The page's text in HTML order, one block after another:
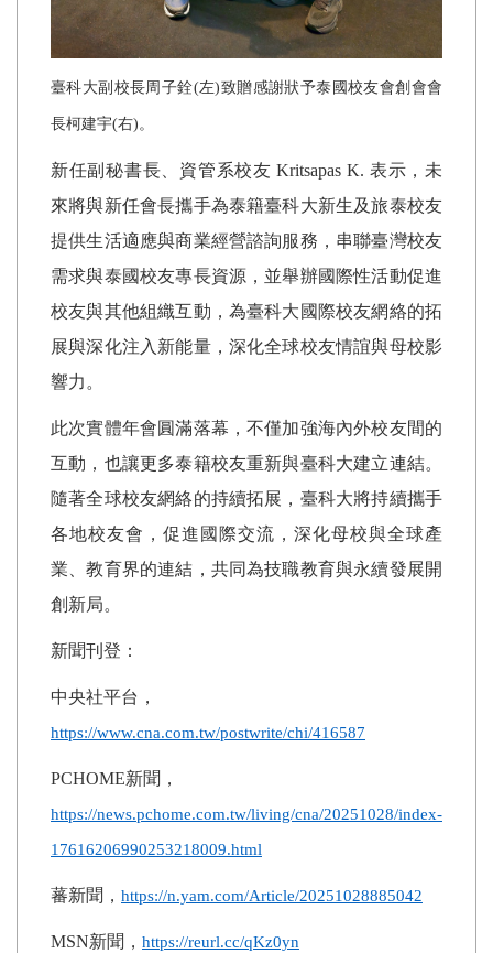
臺科大副校長周子銓(左)致贈感謝狀予泰國校友會創會會
長柯建宇(右)。
新任副秘書長、資管系校友 Kritsapas K. 表示，未
來將與新任會長攜手為泰籍臺科大新生及旅泰校友
提供生活適應與商業經營諮詢服務，串聯臺灣校友
需求與泰國校友專長資源，並舉辦國際性活動促進
校友與其他組織互動，為臺科大國際校友網絡的拓
展與深化注入新能量，深化全球校友情誼與母校影
響力。
此次實體年會圓滿落幕，不僅加強海內外校友間的
互動，也讓更多泰籍校友重新與臺科大建立連結。
隨著全球校友網絡的持續拓展，臺科大將持續攜手
各地校友會，促進國際交流，深化母校與全球產
業、教育界的連結，共同為技職教育與永續發展開
創新局。
新聞刊登：
中央社平台，
https://www.cna.com.tw/postwrite/chi/416587
PCHOME新聞，
https://news.pchome.com.tw/living/cna/20251028/index-
17616206990253218009.html
蕃新聞， https://n.yam.com/Article/20251028885042
MSN新聞， https://reurl.cc/qKz0yn